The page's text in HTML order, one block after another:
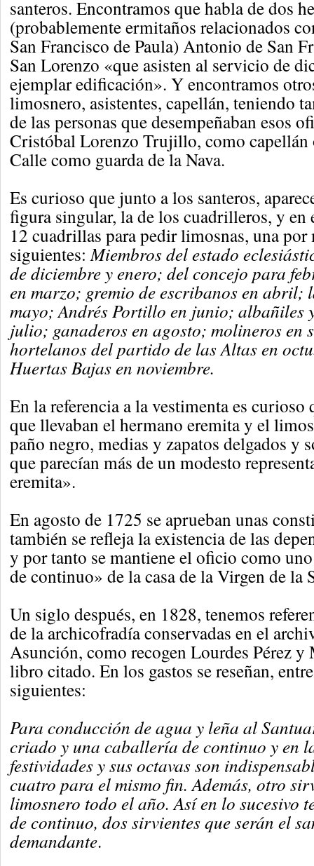
santeros. Encontramos que habla de dos
(probablemente ermitaños relacionados
San Francisco de Paula) Antonio de San
San Lorenzo «que asisten al servicio de
ejemplar edificación». Y encontramos
limosnero, asistentes, capellán, teniendo
de las personas que desempeñaban esos
Cristóbal Lorenzo Trujillo, como capellán
Calle como guarda de la Nava.
Es curioso que junto a los santeros,
figura singular, la de los cuadrilleros, y en
12 cuadrillas para pedir limosnas, una por
siguientes:Miembros del estado
de diciembre y enero; del concejo para
en marzo; gremio de escribanos en abril;
mayo; Andrés Portillo en junio; albañiles
julio; ganaderos en agosto; molineros en
hortelanos del partido de las Altas en
Huertas Bajas en noviembre.
En la referencia a la vestimenta es curioso
que llevaban el hermano eremita y el
paño negro, medias y zapatos delgados y
que parecían más de un modesto
eremita».
En agosto de 1725 se aprueban unas
también se refleja la existencia de las
y por tanto se mantiene el oficio como
de continuo» de la casa de la Virgen de la
Un siglo después, en 1828, tenemos
de la archicofradía conservadas en el
Asunción, como recogen Lourdes Pérez y
libro citado. En los gastos se reseñan,
siguientes:
Para conducción de agua y leña al
criado y una caballería de continuo y en
festividades y sus octavas son
cuatro para el mismo fin. Además, otro
limosnero todo el año. Así en lo sucesivo
de continuo, dos sirvientes que serán el
demandante.